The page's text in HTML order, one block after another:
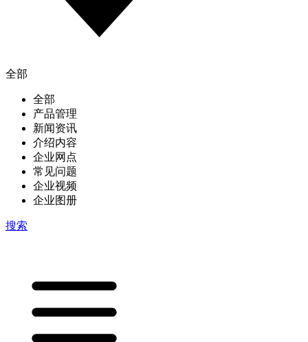
全部
全部
产品管理
新闻资讯
介绍内容
企业网点
常见问题
企业视频
企业图册
搜索